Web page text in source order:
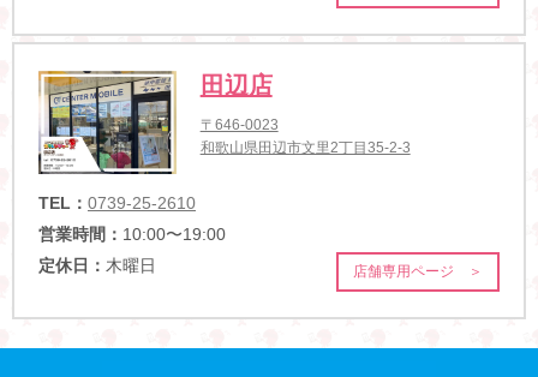
田辺店
〒646-0023
和歌山県田辺市文里2丁目35-2-3
TEL： 0739-25-2610
営業時間： 10:00〜19:00
定休日： 木曜日 店舗専用ページ ＞